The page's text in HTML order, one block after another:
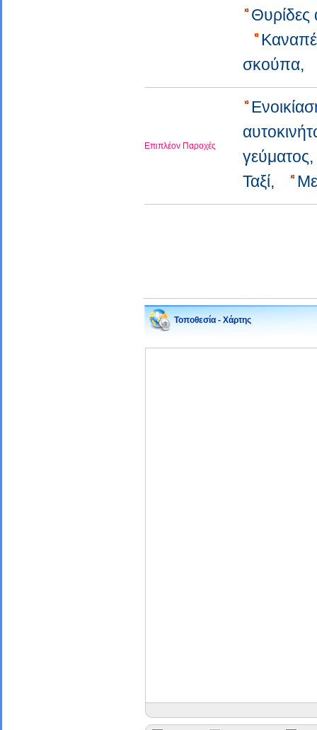
σκούπα,
Επιπλέον Παροχές
Ταξί,
Τοποθεσία - Χάρτης